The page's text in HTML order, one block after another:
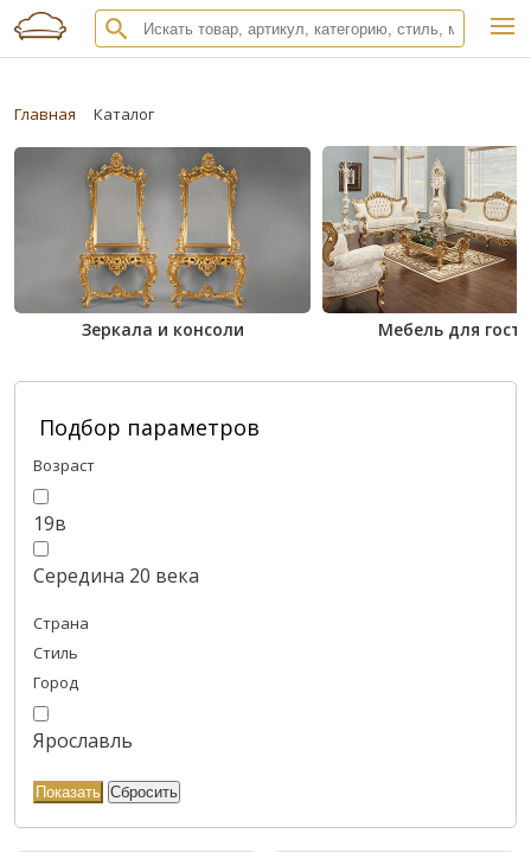
Главная Каталог
Зеркала и консоли Мебель для
Подбор параметров
Возраст
19в
Середина 20 века
Страна
Стиль
Город
Ярославль